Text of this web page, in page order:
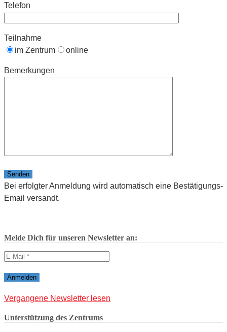
Telefon
Teilnahme
im Zentrum
online
Bemerkungen
Bitte lasse dieses Feld leer.
Bei erfolgter Anmeldung wird automatisch eine Bestätigungs-
Email versandt.
Melde Dich für unseren Newsletter an:
Vergangene Newsletter lesen
Unterstützung des Zentrums